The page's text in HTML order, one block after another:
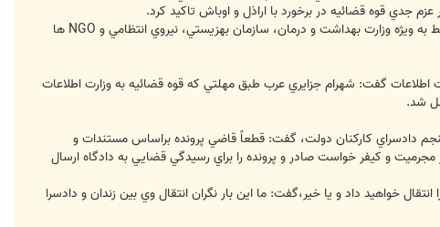
جدي قوه قضائيه در برخورد با اراذل و اوباش تاكيد كرد.
وي همچنين جمع‌آوري معتادان سرگردان در راستاي طرح ارتقا امنيت اجتماعي را خوب توصيف كرد و از دستگاه‌هاي ذيربط به ويژه وزارت بهداشت و درمان، سازمان بهزيستي، نيروي انتظامي و NGO ها
گفت: شهرام جزايري عرب طبق مهلتي كه قوه قضائيه به وزارت اطلاعات
پنجم دادسراي كاركنان دولت، گفت: قطعاً قاضي پرونده براساس مستندات و
و كيفر خواست صادر و پرونده را براي رسيدگي قضايي به دادگاه ارسال
خواهيد داد و يا خير،‌گفت: ما اين بار نگران انتقال وي بين زندان و دادسرا